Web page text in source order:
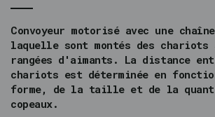
Convoyeur motorisé avec une
laquelle sont montés des chariots
rangées d'aimants. La distance
chariots est déterminée en
forme, de la taille et de la
copeaux.